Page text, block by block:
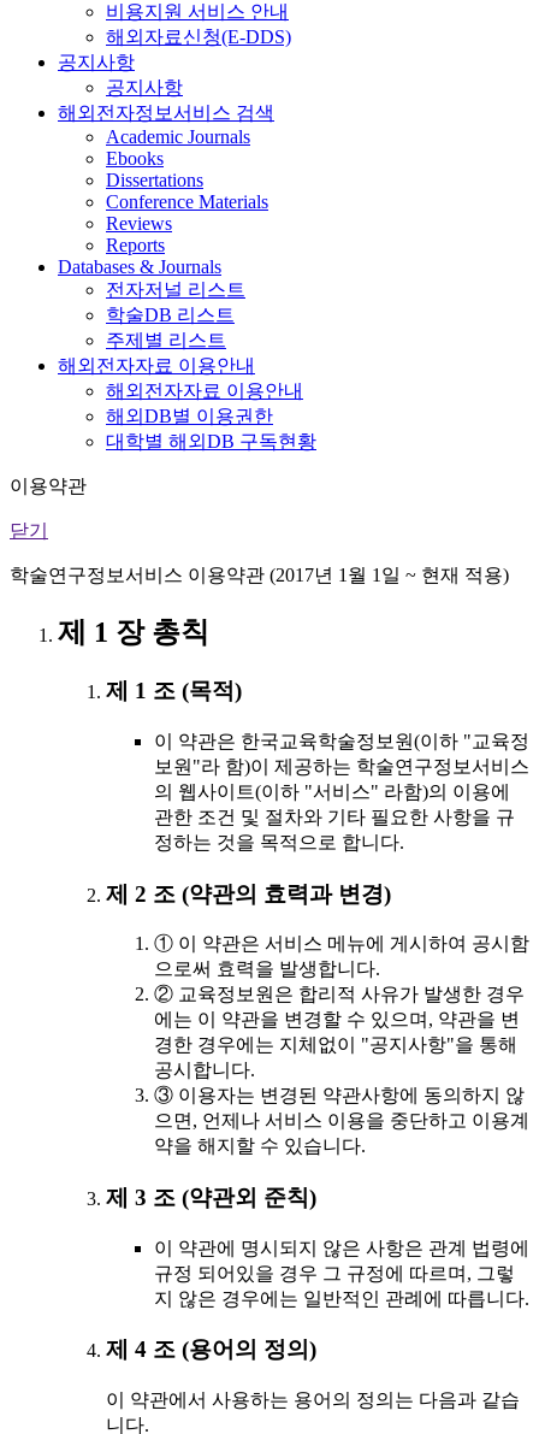
비용지원 서비스 안내
해외자료신청(E-DDS)
공지사항
공지사항
해외전자정보서비스 검색
Academic Journals
Ebooks
Dissertations
Conference Materials
Reviews
Reports
Databases & Journals
전자저널 리스트
학술DB 리스트
주제별 리스트
해외전자자료 이용안내
해외전자자료 이용안내
해외DB별 이용권한
대학별 해외DB 구독현황
이용약관
닫기
학술연구정보서비스 이용약관 (2017년 1월 1일 ~ 현재 적용)
제 1 장 총칙
제 1 조 (목적)
이 약관은 한국교육학술정보원(이하 "교육정
보원"라 함)이 제공하는 학술연구정보서비스
의 웹사이트(이하 "서비스" 라함)의 이용에
관한 조건 및 절차와 기타 필요한 사항을 규
정하는 것을 목적으로 합니다.
제 2 조 (약관의 효력과 변경)
① 이 약관은 서비스 메뉴에 게시하여 공시함
으로써 효력을 발생합니다.
② 교육정보원은 합리적 사유가 발생한 경우
에는 이 약관을 변경할 수 있으며, 약관을 변
경한 경우에는 지체없이 "공지사항"을 통해
공시합니다.
③ 이용자는 변경된 약관사항에 동의하지 않
으면, 언제나 서비스 이용을 중단하고 이용계
약을 해지할 수 있습니다.
제 3 조 (약관외 준칙)
이 약관에 명시되지 않은 사항은 관계 법령에
규정 되어있을 경우 그 규정에 따르며, 그렇
지 않은 경우에는 일반적인 관례에 따릅니다.
제 4 조 (용어의 정의)
이 약관에서 사용하는 용어의 정의는 다음과 같습
니다.